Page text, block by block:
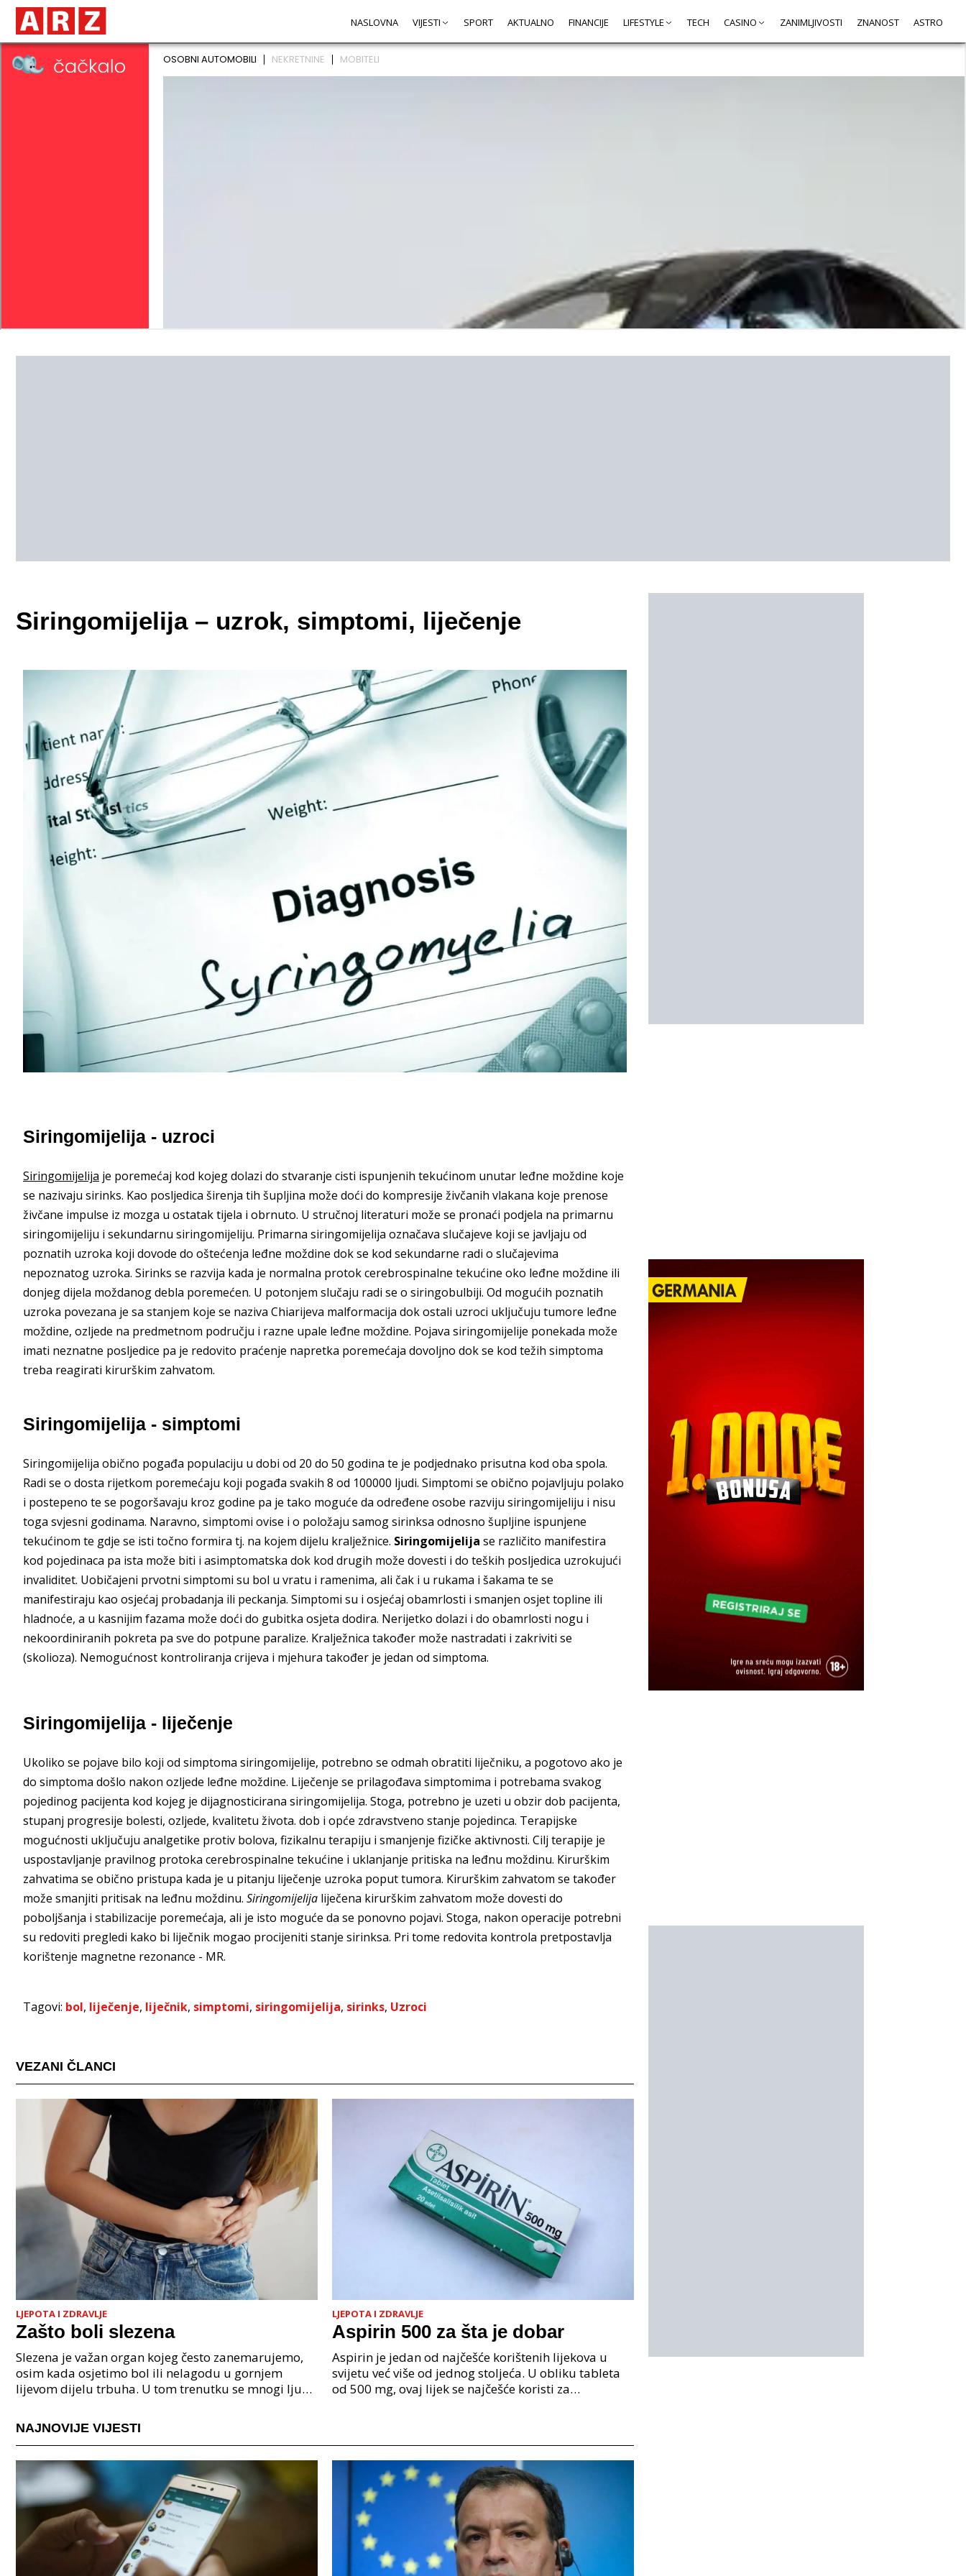
NASLOVNA VIJESTI SPORT AKTUALNO FINANCIJE LIFESTYLE TECH CASINO ZANIMLJIVOSTI ZNANOST ASTRO
Siringomijelija – uzrok, simptomi, liječenje
Siringomijelija - uzroci
Siringomijelija je poremećaj kod kojeg dolazi do stvaranje cisti ispunjenih tekućinom unutar leđne moždine koje
se nazivaju sirinks. Kao posljedica širenja tih šupljina može doći do kompresije živčanih vlakana koje prenose
živčane impulse iz mozga u ostatak tijela i obrnuto. U stručnoj literaturi može se pronaći podjela na primarnu
siringomijeliju i sekundarnu siringomijeliju. Primarna siringomijelija označava slučajeve koji se javljaju od
poznatih uzroka koji dovode do oštećenja leđne moždine dok se kod sekundarne radi o slučajevima
nepoznatog uzroka. Sirinks se razvija kada je normalna protok cerebrospinalne tekućine oko leđne moždine ili
donjeg dijela moždanog debla poremećen. U potonjem slučaju radi se o siringobulbiji. Od mogućih poznatih
uzroka povezana je sa stanjem koje se naziva Chiarijeva malformacija dok ostali uzroci uključuju tumore leđne
moždine, ozljede na predmetnom području i razne upale leđne moždine. Pojava siringomijelije ponekada može
imati neznatne posljedice pa je redovito praćenje napretka poremećaja dovoljno dok se kod težih simptoma
treba reagirati kirurškim zahvatom.
Siringomijelija - simptomi
Siringomijelija obično pogađa populaciju u dobi od 20 do 50 godina te je podjednako prisutna kod oba spola.
Radi se o dosta rijetkom poremećaju koji pogađa svakih 8 od 100000 ljudi. Simptomi se obično pojavljuju polako
i postepeno te se pogoršavaju kroz godine pa je tako moguće da određene osobe razviju siringomijeliju i nisu
toga svjesni godinama. Naravno, simptomi ovise i o položaju samog sirinksa odnosno šupljine ispunjene
tekućinom te gdje se isti točno formira tj. na kojem dijelu kralježnice. Siringomijelija se različito manifestira
kod pojedinaca pa ista može biti i asimptomatska dok kod drugih može dovesti i do teških posljedica uzrokujući
invaliditet. Uobičajeni prvotni simptomi su bol u vratu i ramenima, ali čak i u rukama i šakama te se
manifestiraju kao osjećaj probadanja ili peckanja. Simptomi su i osjećaj obamrlosti i smanjen osjet topline ili
hladnoće, a u kasnijim fazama može doći do gubitka osjeta dodira. Nerijetko dolazi i do obamrlosti nogu i
nekoordiniranih pokreta pa sve do potpune paralize. Kralježnica također može nastradati i zakriviti se
(skolioza). Nemogućnost kontroliranja crijeva i mjehura također je jedan od simptoma.
Siringomijelija - liječenje
Ukoliko se pojave bilo koji od simptoma siringomijelije, potrebno se odmah obratiti liječniku, a pogotovo ako je
do simptoma došlo nakon ozljede leđne moždine. Liječenje se prilagođava simptomima i potrebama svakog
pojedinog pacijenta kod kojeg je dijagnosticirana siringomijelija. Stoga, potrebno je uzeti u obzir dob pacijenta,
stupanj progresije bolesti, ozljede, kvalitetu života. dob i opće zdravstveno stanje pojedinca. Terapijske
mogućnosti uključuju analgetike protiv bolova, fizikalnu terapiju i smanjenje fizičke aktivnosti. Cilj terapije je
uspostavljanje pravilnog protoka cerebrospinalne tekućine i uklanjanje pritiska na leđnu moždinu. Kirurškim
zahvatima se obično pristupa kada je u pitanju liječenje uzroka poput tumora. Kirurškim zahvatom se također
može smanjiti pritisak na leđnu moždinu. Siringomijelija liječena kirurškim zahvatom može dovesti do
poboljšanja i stabilizacije poremećaja, ali je isto moguće da se ponovno pojavi. Stoga, nakon operacije potrebni
su redoviti pregledi kako bi liječnik mogao procijeniti stanje sirinksa. Pri tome redovita kontrola pretpostavlja
korištenje magnetne rezonance - MR.
Tagovi: bol, liječenje, liječnik, simptomi, siringomijelija, sirinks, Uzroci
VEZANI ČLANCI
LJEPOTA I ZDRAVLJE
Zašto boli slezena
Slezena je važan organ kojeg često zanemarujemo,
osim kada osjetimo bol ili nelagodu u gornjem
lijevom dijelu trbuha. U tom trenutku se mnogi ljudi
LJEPOTA I ZDRAVLJE
Aspirin 500 za šta je dobar
Aspirin je jedan od najčešće korištenih lijekova u
svijetu već više od jednog stoljeća. U obliku tableta
od 500 mg, ovaj lijek se najčešće koristi za
NAJNOVIJE VIJESTI